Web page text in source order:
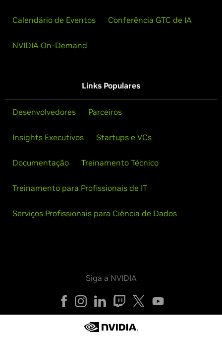
Calendário de Eventos Conferência GTC de IA
NVIDIA On-Demand
Links Populares
Desenvolvedores Parceiros
Insights Executivos Startups e VCs
Documentação Treinamento Técnico
Treinamento para Profissionais de IT
Serviços Profissionais para Ciência de Dados
Siga a NVIDIA